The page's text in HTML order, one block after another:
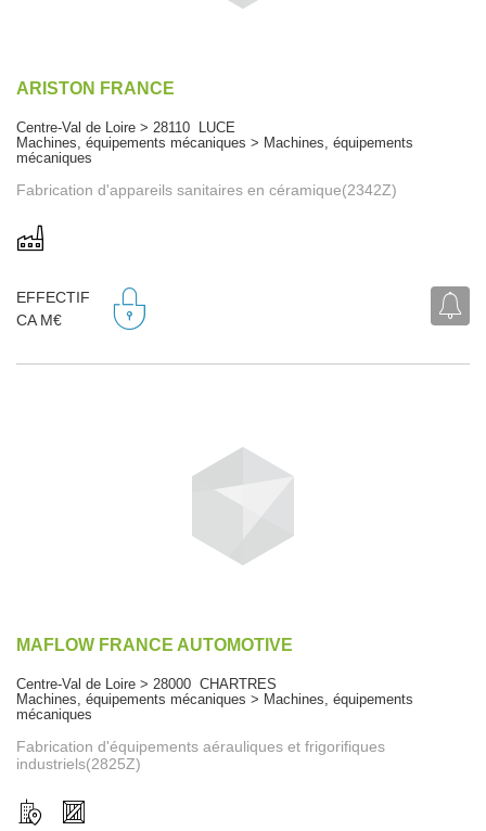
ARISTON FRANCE
Centre-Val de Loire > 28110 LUCE
Machines, équipements mécaniques > Machines, équipements
mécaniques
Fabrication d'appareils sanitaires en céramique(2342Z)
EFFECTIF
CA M€
MAFLOW FRANCE AUTOMOTIVE
Centre-Val de Loire > 28000 CHARTRES
Machines, équipements mécaniques > Machines, équipements
mécaniques
Fabrication d'équipements aérauliques et frigorifiques
industriels(2825Z)